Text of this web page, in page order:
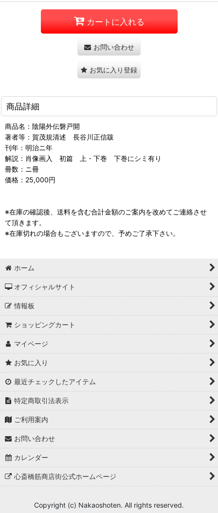
カートに入れる
お問い合わせ
お気に入り登録
商品詳細
商品名：陰陽外伝磐戸開
著者等：賀茂規清述 長谷川正信跋
刊年：明治ニ年
解説：肖像画入 初篇 上・下巻 下巻にシミ有り
冊数：ニ冊
価格：25,000円
※在庫の確認後、送料を含む合計金額のご案内を改めてご連絡させ
て頂きます。
※在庫切れの場合もございますので、予めご了承下さい。
ホーム
オフィシャルサイト
情報板
ショッピングカート
マイページ
お気に入り
最近チェックしたアイテム
特定商取引法表示
ご利用案内
お問い合わせ
カレンダー
心斎橋筋商店街公式ホームページ
Copyright (c) Nakaoshoten. All rights reserved.